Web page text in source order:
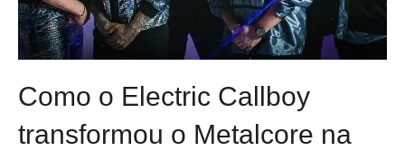
Como o Electric Callboy
transformou o Metalcore na